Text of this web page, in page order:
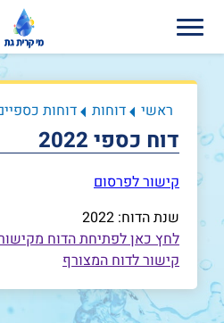
ראשי דוחות דוחות
דוח כספי 2022
קישור לפרסום
שנת הדוח: 2022
לחץ כאן לפתיחת הדוח
קישור לדוח המצורף